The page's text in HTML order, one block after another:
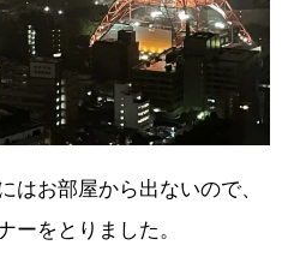
はお部屋から出ないので、
ーをとりました。